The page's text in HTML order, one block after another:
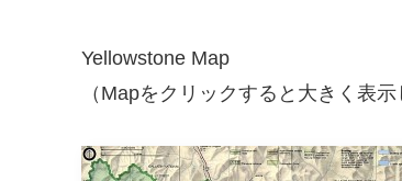
Yellowstone Map
（Mapをクリックすると大きく表示